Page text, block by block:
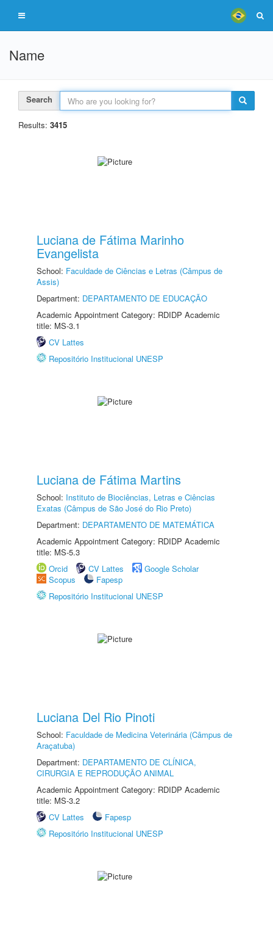
Name
Search
Results: 3415
Luciana de Fátima Marinho
Evangelista
School: Faculdade de Ciências e Letras (Câmpus de
Assis)
Department: DEPARTAMENTO DE EDUCAÇÃO
Academic Appointment Category: RDIDP Academic
title: MS-3.1
CV Lattes
Repositório Institucional UNESP
Luciana de Fátima Martins
School: Instituto de Biociências, Letras e Ciências
Exatas (Câmpus de São José do Rio Preto)
Department: DEPARTAMENTO DE MATEMÁTICA
Academic Appointment Category: RDIDP Academic
title: MS-5.3
Orcid
CV Lattes
Google Scholar
Scopus
Fapesp
Repositório Institucional UNESP
Luciana Del Rio Pinoti
School: Faculdade de Medicina Veterinária (Câmpus de
Araçatuba)
Department: DEPARTAMENTO DE CLÍNICA,
CIRURGIA E REPRODUÇÃO ANIMAL
Academic Appointment Category: RDIDP Academic
title: MS-3.2
CV Lattes
Fapesp
Repositório Institucional UNESP